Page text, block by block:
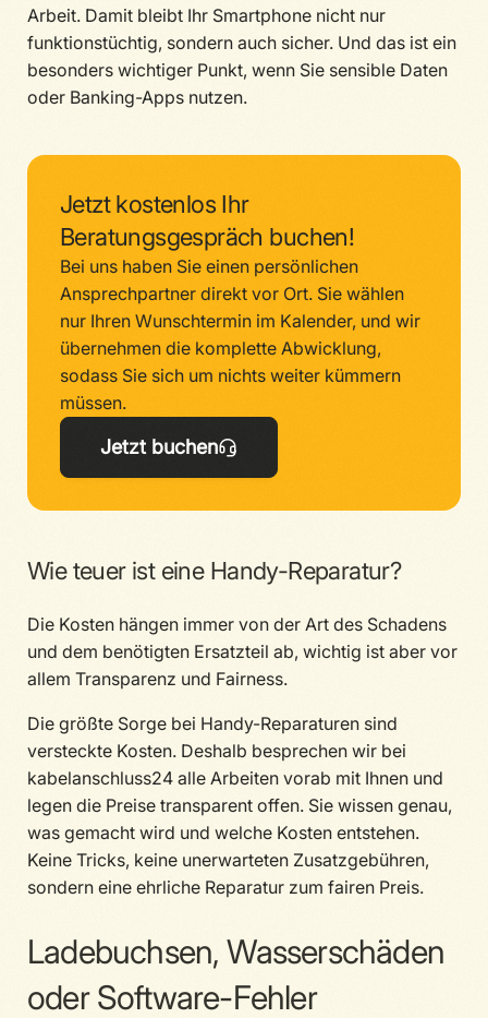
Arbeit. Damit bleibt Ihr Smartphone nicht nur
funktionstüchtig, sondern auch sicher. Und das ist ein
besonders wichtiger Punkt, wenn Sie sensible Daten
oder Banking-Apps nutzen.
Jetzt kostenlos Ihr
Beratungsgespräch buchen!
Bei uns haben Sie einen persönlichen
Ansprechpartner direkt vor Ort. Sie wählen
nur Ihren Wunschtermin im Kalender, und wir
übernehmen die komplette Abwicklung,
sodass Sie sich um nichts weiter kümmern
müssen.
Jetzt buchen
Wie teuer ist eine Handy-Reparatur?
Die Kosten hängen immer von der Art des Schadens
und dem benötigten Ersatzteil ab, wichtig ist aber vor
allem Transparenz und Fairness.
Die größte Sorge bei Handy-Reparaturen sind
versteckte Kosten. Deshalb besprechen wir bei
kabelanschluss24 alle Arbeiten vorab mit Ihnen und
legen die Preise transparent offen. Sie wissen genau,
was gemacht wird und welche Kosten entstehen.
Keine Tricks, keine unerwarteten Zusatzgebühren,
sondern eine ehrliche Reparatur zum fairen Preis.
Ladebuchsen, Wasserschäden
oder Software-Fehler